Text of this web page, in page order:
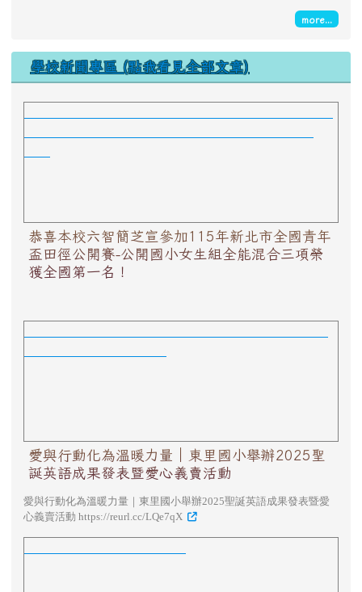
more...
學校新聞專區 (點我看見全部文章)
恭喜本校六智簡芝宣參加115年新北市全國青年
盃田徑公開賽-公開國小女生組全能混合三項榮
獲全國第一名！
愛與行動化為溫暖力量｜東里國小舉辦2025聖
誕英語成果發表暨愛心義賣活動
愛與行動化為溫暖力量｜東里國小舉辦2025聖誕英語成果發表暨愛
心義賣活動 https://reurl.cc/LQe7qX